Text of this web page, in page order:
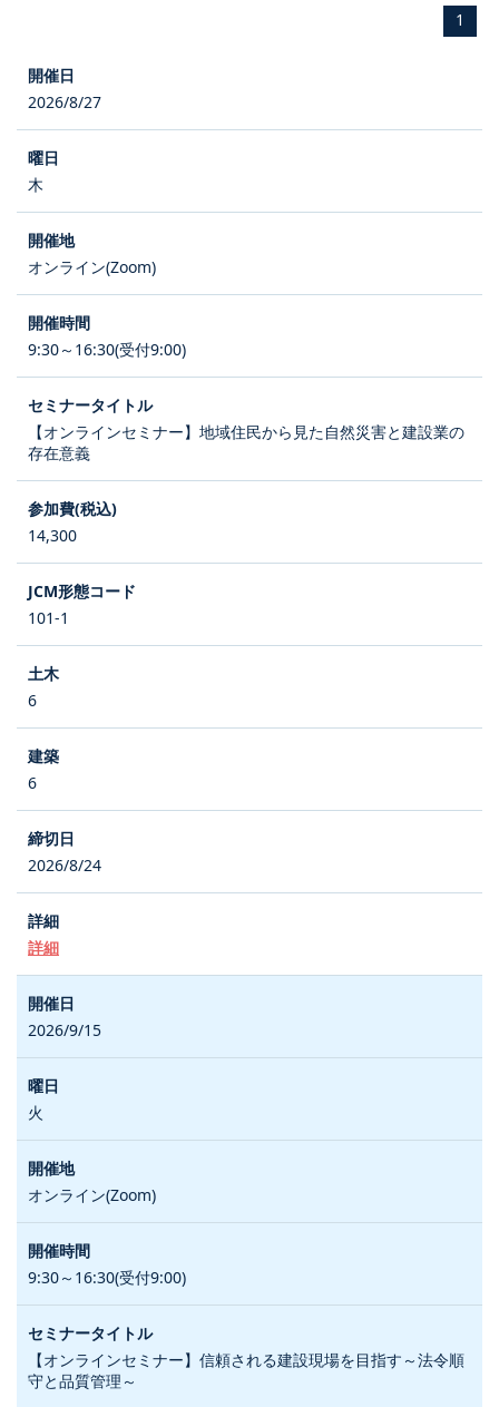
1
2026/8/27
木
オンライン(Zoom)
9:30～16:30(受付9:00)
【オンラインセミナー】地域住民から見た自然災害と建設業の
存在意義
14,300
101-1
6
6
2026/8/24
詳細
2026/9/15
火
オンライン(Zoom)
9:30～16:30(受付9:00)
【オンラインセミナー】信頼される建設現場を目指す～法令順
守と品質管理～